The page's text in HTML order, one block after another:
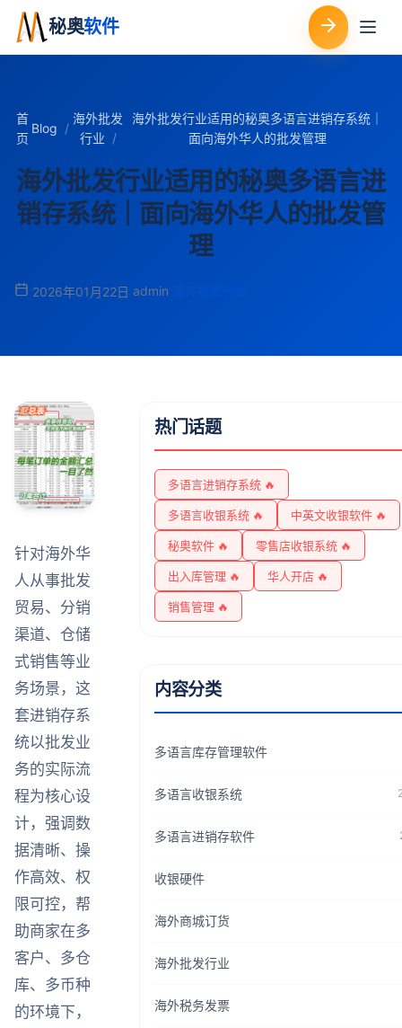
秘奥软件
首
页
Blog
海外批发
行业
海外批发行业适用的秘奥多语言进销存系统｜
面向海外华人的批发管理
海外批发行业适用的秘奥多语言进
销存系统｜面向海外华人的批发管
理
2026年01月22日 admin
针对海外华
人从事批发
贸易、分销
渠道、仓储
式销售等业
务场景，这
套进销存系
统以批发业
务的实际流
程为核心设
计，强调数
据清晰、操
作高效、权
限可控，帮
助商家在多
客户、多仓
库、多币种
的环境下，
热门话题
多语言进销存系统 🔥
多语言收银系统 🔥 中英文收银软件 🔥
秘奥软件 🔥 零售店收银系统 🔥
出入库管理 🔥 华人开店 🔥
销售管理 🔥
内容分类
多语言库存管理软件
多语言收银系统
多语言进销存软件
收银硬件
海外商城订货
海外批发行业
海外税务发票